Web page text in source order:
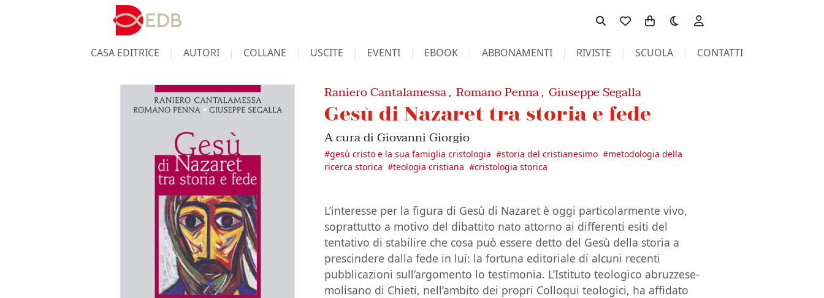
Toggle theme
CASA EDITRICE AUTORI COLLANE USCITE EVENTI EBOOK ABBONAMENTI RIVISTE SCUOLA CONTATTI
Raniero Cantalamessa ,Romano Penna ,Giuseppe Segalla
Gesù di Nazaret tra storia e fede
A cura di Giovanni Giorgio
#gesù cristo e la sua famiglia cristologia #storia del cristianesimo #metodologia della
ricerca storica #teologia cristiana #cristologia storica
L’interesse per la figura di Gesù di Nazaret è oggi particolarmente vivo,
soprattutto a motivo del dibattito nato attorno ai differenti esiti del
tentativo di stabilire che cosa può essere detto del Gesù della storia a
prescindere dalla fede in lui: la fortuna editoriale di alcuni recenti
pubblicazioni sull’argomento lo testimonia. L’Istituto teologico abruzzese-
molisano di Chieti, nell’ambito dei propri Colloqui teologici, ha affidato